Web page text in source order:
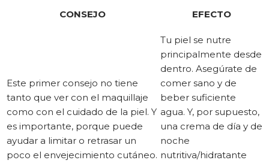
CONSEJO EFECTO
Este primer consejo no tiene
tanto que ver con el maquillaje
como con el cuidado de la piel. Y
es importante, porque puede
ayudar a limitar o retrasar un
poco el envejecimiento cutáneo.
Tu piel se nutre
principalmente desde
dentro. Asegúrate de
comer sano y de
beber suficiente
agua. Y, por supuesto,
una crema de día y de
noche
nutritiva/hidratante